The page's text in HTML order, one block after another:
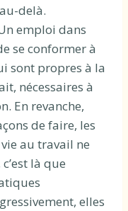
delà.
emploi dans
se conformer à
sont propres à la
nécessaires à
En revanche,
de faire, les
au travail ne
là que
elles